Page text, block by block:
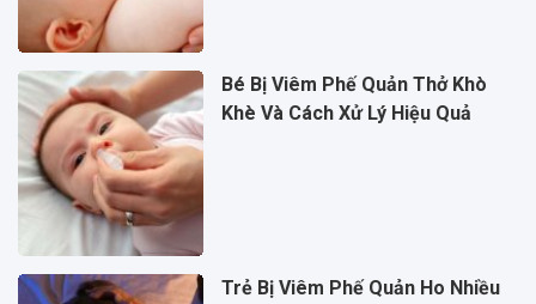
Bé Bị Viêm Phế Quản Thở Khò
Khè Và Cách Xử Lý Hiệu Quả
Trẻ Bị Viêm Phế Quản Ho Nhiều